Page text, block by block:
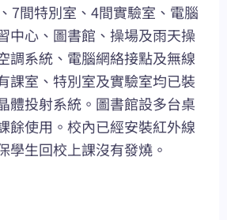
7間特別室、4間實驗室、電腦
中心、圖書館、操場及雨天操
調系統、電腦網絡接點及無線
課室、特別室及實驗室均已裝
體投射系統。圖書館設多台桌
餘使用。校內已經安裝紅外線
學生回校上課沒有發燒。